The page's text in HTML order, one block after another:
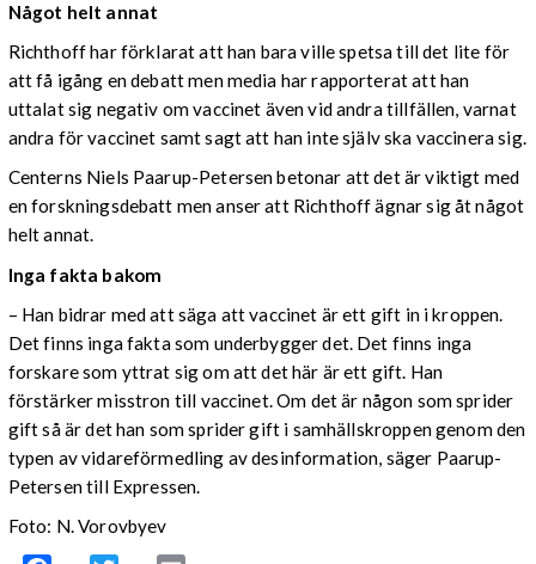
Något helt annat
Richthoff har förklarat att han bara ville spetsa till det lite för
att få igång en debatt men media har rapporterat att han
uttalat sig negativ om vaccinet även vid andra tillfällen, varnat
andra för vaccinet samt sagt att han inte själv ska vaccinera sig.
Centerns Niels Paarup-Petersen betonar att det är viktigt med
en forskningsdebatt men anser att Richthoff ägnar sig åt något
helt annat.
Inga fakta bakom
– Han bidrar med att säga att vaccinet är ett gift in i kroppen.
Det finns inga fakta som underbygger det. Det finns inga
forskare som yttrat sig om att det här är ett gift. Han
förstärker misstron till vaccinet. Om det är någon som sprider
gift så är det han som sprider gift i samhällskroppen genom den
typen av vidareförmedling av desinformation, säger Paarup-
Petersen till Expressen.
Foto: N. Vorovbyev